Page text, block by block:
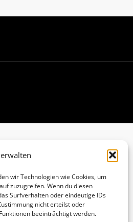
wir Technologien wie Cookies, um
zuzugreifen. Wenn du diesen
Surfverhalten oder eindeutige IDs
nicht erteilst oder
beeinträchtigt werden.